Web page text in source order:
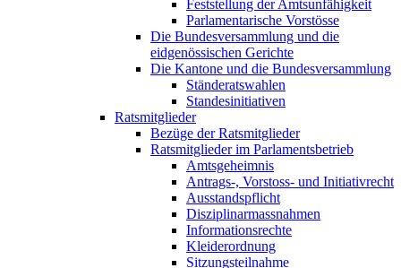
Feststellung der Amtsunfähigkeit
Parlamentarische Vorstösse
Die Bundesversammlung und die
eidgenössischen Gerichte
Die Kantone und die Bundesversammlung
Ständeratswahlen
Standesinitiativen
Ratsmitglieder
Bezüge der Ratsmitglieder
Ratsmitglieder im Parlamentsbetrieb
Amtsgeheimnis
Antrags-, Vorstoss- und Initiativrecht
Ausstandspflicht
Disziplinarmassnahmen
Informationsrechte
Kleiderordnung
Sitzungsteilnahme